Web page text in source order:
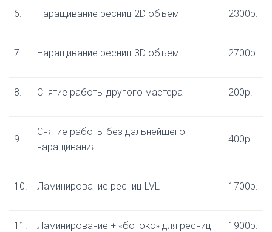
6. Наращивание ресниц 2D объем 2300р.
7. Наращивание ресниц 3D объем 2700р
8. Снятие работы другого мастера 200р.
9.
Снятие работы без дальнейшего
наращивания
400р.
10. Ламинирование ресниц LVL 1700р.
11. Ламинирование + «ботокс» для ресниц 1900р.